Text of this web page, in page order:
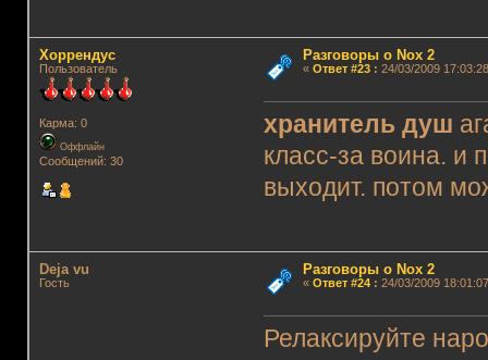
Хоррендус
Пользователь
Карма: 0
Оффлайн
Сообщений: 30
Разговоры о Nox 2
« Ответ #23: 24/03/2009
хранитель душ
класс-за воина. и
выходит. потом
Deja vu
Гость
Разговоры о Nox 2
« Ответ #24: 24/03/2009
Релаксируйте